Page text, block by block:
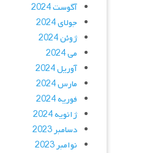
آگوست 2024
جولای 2024
ژوئن 2024
می 2024
آوریل 2024
مارس 2024
فوریه 2024
ژانویه 2024
دسامبر 2023
نوامبر 2023